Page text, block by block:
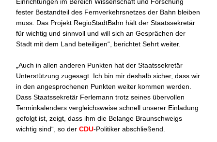
fester Bestandteil des Fernverkehrsnetzes der Bahn bleiben
muss. Das Projekt RegioStadtBahn hält der Staatssekretär
für wichtig und sinnvoll und will sich an Gesprächen der
Stadt mit dem Land beteiligen“, berichtet Sehrt weiter.
Auch in allen anderen Punkten hat der Staatssekretär
Unterstützung zugesagt. Ich bin mir deshalb sicher, dass wir
in den angesprochenen Punkten weiter kommen werden.
Dass Staatssekretär Ferlemann trotz seines übervollen
Terminkalenders vergleichsweise schnell unserer Einladung
gefolgt ist, zeigt, dass ihm die Belange Braunschweigs
wichtig sind“, so der CDU-Politiker abschließend.